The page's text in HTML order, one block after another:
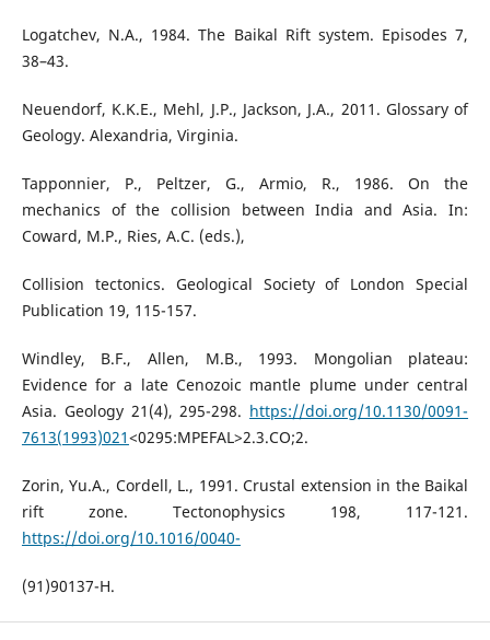
Logatchev, N.A., 1984. The Baikal Rift system. Episodes 7,
38–43.
Neuendorf, K.K.E., Mehl, J.P., Jackson, J.A., 2011. Glossary of
Geology. Alexandria, Virginia.
Tapponnier, P., Peltzer, G., Armio, R., 1986. On the
mechanics of the collision between India and Asia. In:
Coward, M.P., Ries, A.C. (eds.),
Collision tectonics. Geological Society of London Special
Publication 19, 115-157.
Windley, B.F., Allen, M.B., 1993. Mongolian plateau:
Evidence for a late Cenozoic mantle plume under central
Asia. Geology 21(4), 295-298. https://doi.org/10.1130/0091-
7613(1993)021<0295:MPEFAL>2.3.CO;2.
Zorin, Yu.A., Cordell, L., 1991. Crustal extension in the Baikal
rift zone. Tectonophysics 198, 117-121.
https://doi.org/10.1016/0040-
(91)90137-H.